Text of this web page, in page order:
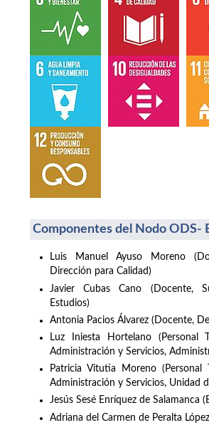
Componentes del Nodo ODS-
Luis Manuel Ayuso Moreno
Dirección para Calidad)
Javier Cubas Cano (Docente,
Estudios)
Antonia Pacios Álvarez (Docente,
Luz Iniesta Hortelano (Personal
Administración y Servicios,
Patricia Vitutia Moreno (Personal
Administración y Servicios, Unidad
Jesús Sesé Enríquez de Salamanca
Adriana del Carmen de Peralta